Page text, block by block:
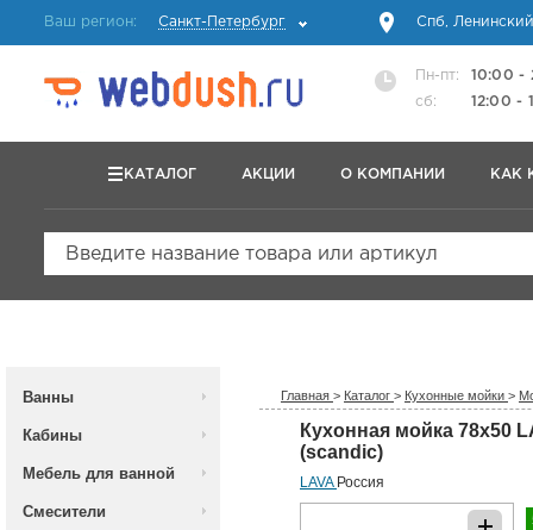
Ваш регион: Санкт-Петербург Спб,
Пн-пт:
10:00 -
сб:
12:00 -
КАТАЛОГ АКЦИИ О КОМПАНИИ КАК
Введите название товара или артикул
Ванны
Кабины
Мебель для ванной
Смесители
Главная > Каталог > Кухонные мойки >
Кухонная мойка 78x50
(scandic)
LAVA Россия